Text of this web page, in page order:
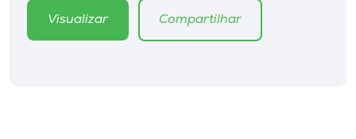
RádioVisualizar Compartilhar